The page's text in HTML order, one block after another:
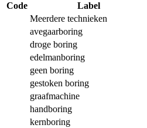
Code
Label
Meerdere technieken
avegaarboring
droge boring
edelmanboring
geen boring
gestoken boring
graafmachine
handboring
kernboring